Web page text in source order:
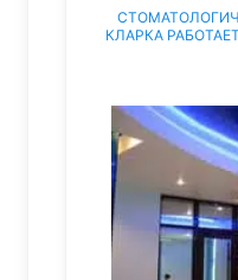
КЛАРКА